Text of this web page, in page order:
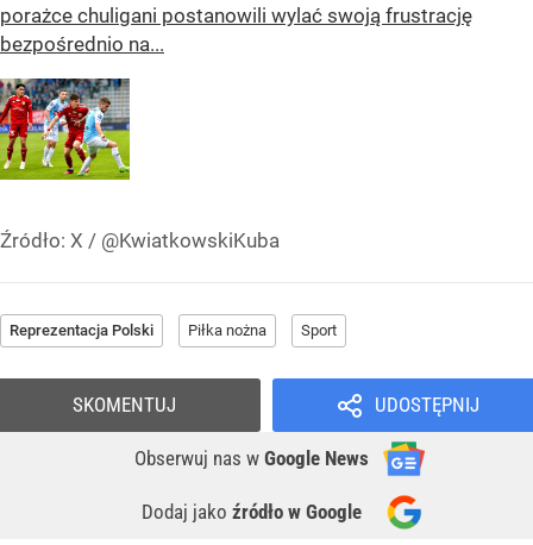
porażce chuligani postanowili wylać swoją frustrację
bezpośrednio na...
Źródło: X / @KwiatkowskiKuba
Reprezentacja Polski Piłka nożna Sport
UDOSTĘPNIJ
Obserwuj nas w Google News
Dodaj jako źródło w Google
SKOMENTUJ